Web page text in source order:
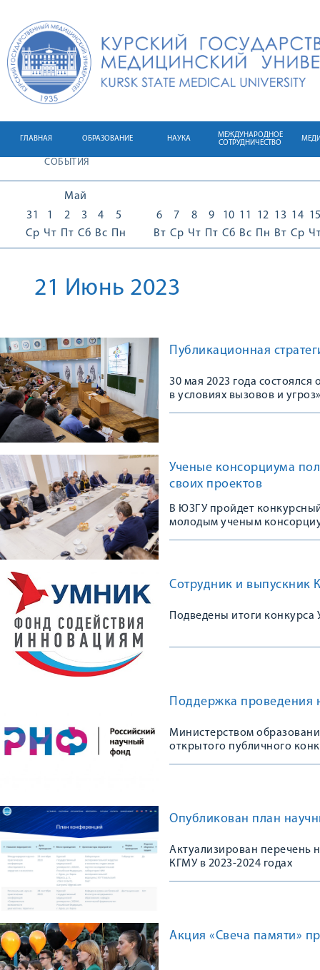
ГЛАВНАЯ ОБРАЗОВАНИЕ НАУКА
МЕЖДУНАРОДНОЕ
СОТРУДНИЧЕСТВО
СОБЫТИЯ
Май
31
Ср
1
Чт
2
Пт
3
Сб
4
Вс
5
Пн
6
Вт
7
Ср
8
Чт
9
Пт
10
Сб
11
Вс
12
Пн
13
Вт
14
Ср
21 Июнь 2023
Публикационная
30 мая 2023 года
в условиях вызовов и
Ученые консорциума
своих проектов
В ЮЗГУ пройдет
молодым ученым
Сотрудник и выпускник
Подведены итоги
Поддержка проведения
Министерством
открытого публичного
Опубликован план
Актуализирован перечень
КГМУ в 2023-2024 годах
Акция «Свеча памяти»